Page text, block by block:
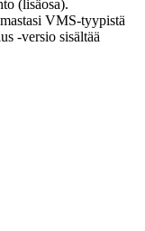
(lisäosa).
VMS-tyypistä
-versio sisältää